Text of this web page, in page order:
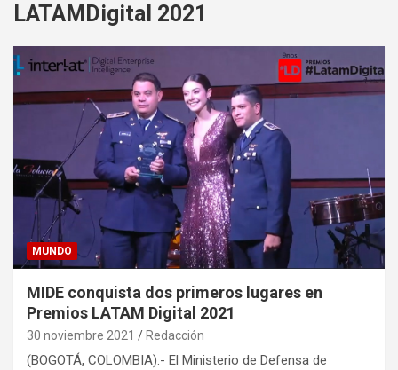
LATAMDigital 2021
MUNDO
MIDE conquista dos primeros lugares en
Premios LATAM Digital 2021
30 noviembre 2021 Redacción
(BOGOTÁ, COLOMBIA).- El Ministerio de Defensa de